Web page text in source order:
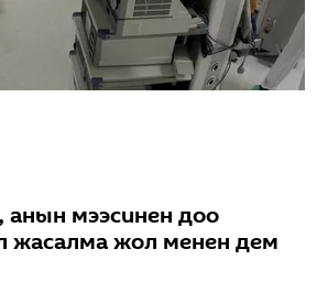
мээсинен доо
жасалма жол менен дем